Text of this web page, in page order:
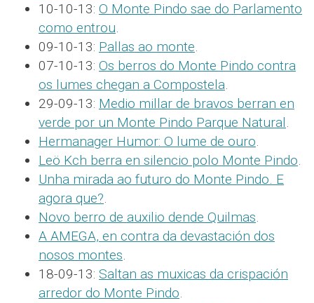
10-10-13: O Monte Pindo sae do Parlamento
como entrou.
09-10-13: Pallas ao monte.
07-10-13: Os berros do Monte Pindo contra
os lumes chegan a Compostela.
29-09-13: Medio millar de bravos berran en
verde por un Monte Pindo Parque Natural.
Hermanager Humor: O lume de ouro.
Leö Kch berra en silencio polo Monte Pindo.
Unha mirada ao futuro do Monte Pindo. E
agora que?.
Novo berro de auxilio dende Quilmas.
A AMEGA, en contra da devastación dos
nosos montes.
18-09-13: Saltan as muxicas da crispación
arredor do Monte Pindo.